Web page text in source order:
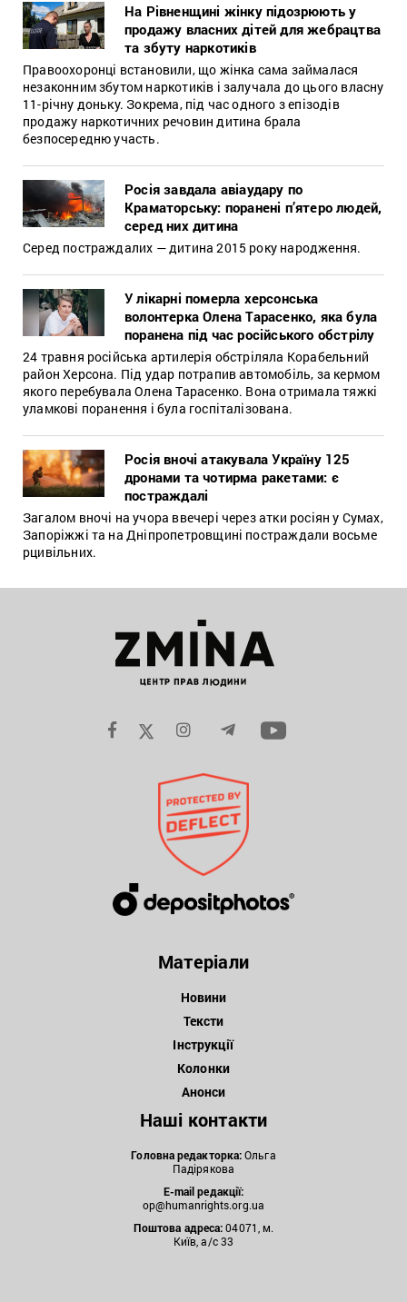
На Рівненщині жінку підозрюють у
продажу власних дітей для жебрацтва
та збуту наркотиків
Правоохоронці встановили, що жінка сама займалася
незаконним збутом наркотиків і залучала до цього власну
11-річну доньку. Зокрема, під час одного з епізодів
продажу наркотичних речовин дитина брала
безпосередню участь.
Росія завдала авіаудару по
Краматорську: поранені п’ятеро людей,
серед них дитина
Серед постраждалих — дитина 2015 року народження.
У лікарні померла херсонська
волонтерка Олена Тарасенко, яка була
поранена під час російського обстрілу
24 травня російська артилерія обстріляла Корабельний
район Херсона. Під удар потрапив автомобіль, за кермом
якого перебувала Олена Тарасенко. Вона отримала тяжкі
уламкові поранення і була госпіталізована.
Росія вночі атакувала Україну 125
дронами та чотирма ракетами: є
постраждалі
Загалом вночі на учора ввечері через атки росіян у Сумах,
Запоріжжі та на Дніпропетровщині постраждали восьме
рцивільних.
Матеріали
Новини
Тексти
Інструкції
Колонки
Анонси
Наші контакти
Головна редакторка:Ольга
Падірякова
E-mail редакції:
op@humanrights.org.ua
Поштова адреса:04071, м.
Київ, а/с 33